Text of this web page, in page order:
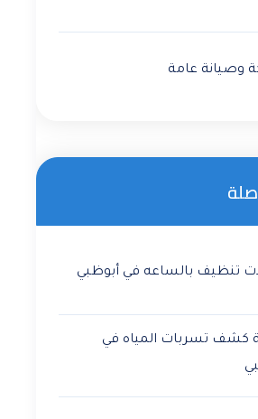
وصيانة عامة
تنظيف بالساعه في أبوظبي
كشف تسربات المياه في